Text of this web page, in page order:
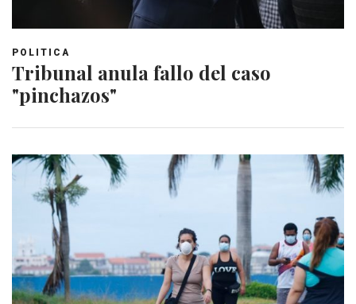
POLITICA
Tribunal anula fallo del caso
"pinchazos"